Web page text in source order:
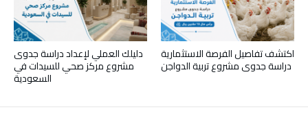
دليلك العملي لإعداد دراسة جدوى
مشروع مركز صحي للسيدات في
السعودية
اكتشف تفاصيل الفرصة الاستثمارية
دراسة جدوى مشروع تربية الدواجن